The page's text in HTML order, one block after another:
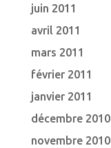
juin 2011
avril 2011
mars 2011
février 2011
janvier 2011
décembre 2010
novembre 2010